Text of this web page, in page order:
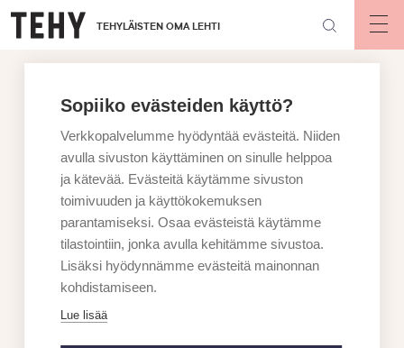
Hyppää
pääsisältöön
TEHYLÄISTEN OMA LEHTI
Sopiiko evästeiden käyttö?
Verkkopalvelumme hyödyntää evästeitä. Niiden
avulla sivuston käyttäminen on sinulle helppoa
ja kätevää. Evästeitä käytämme sivuston
toimivuuden ja käyttökokemuksen
parantamiseksi. Osaa evästeistä käytämme
tilastointiin, jonka avulla kehitämme sivustoa.
Lisäksi hyödynnämme evästeitä mainonnan
kohdistamiseen.
Lue lisää